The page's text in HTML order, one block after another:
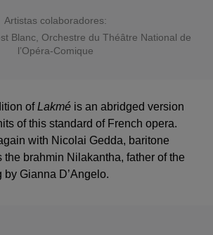
Artistas colaboradores:
Blanc, Orchestre du Théâtre National de
l’Opéra-Comique
ofLakmé is an abridged version
of this standard of French opera.
with Nicolai Gedda, baritone
the brahmin Nilakantha, father of the
by Gianna D’Angelo.